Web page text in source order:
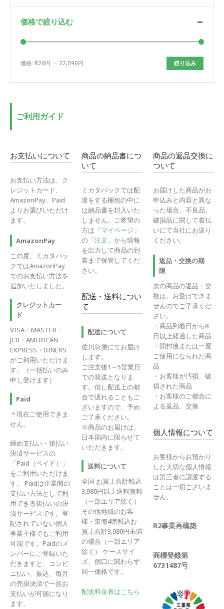
価格で絞り込む
最
最
絞り込み
価格: 820円 — 22,090円
ご利用ガイド
お支払いについて
お支払い方法は、ク
レジットカード、
AmazonPay、Paid
よりお選びいただけ
ます。
AmazonPay
この度、ミカタパッ
クではAmazonPay
でのお支払い方法を
追加いたしました。
クレジットカー
ド
VISA・MASTER・
JCB・AMERICAN
EXPRESS・DINERS
がご利用いただけま
す。（一括払いのみ
申し受けます）
Paid
＊現在ご使用できま
せん。
締め支払い・後払い
決済サービスの
「Paid（ペイド）」
をご利用いただけま
す。 Paidは企業間の
支払い方法として利
用できる後払いの決
済サービスです。登
記されていない個人
事業主様でもご利用
可能です。Paidのメ
ンバーにご登録いた
だきますと、コンビ
ニ払い、振込、毎月
の売掛決済で一括お
支払いが可能になり
ます。
商品の納品書につ
いて
ミカタパックでは配
達をする梱包の中に
は納品書を封入いた
しません。ご希望の
方は「マイページ 」
の「注文 」から情報
を出力して商品の到
着まで保管してくだ
さい。
配送・送料につい
て
配送について
佐川急便にてお届け
します。
ご注文後1～5営業日
での発送となりま
す。但し配送上の都
合で遅れることもご
ざいますので、予め
ご了承ください。
※商品のお届けは、
日本国内に限らせて
いただきます。
送料について
全国 お買上合計税込
3,980円以上送料無料
（一部エリア除く）
その他地域のお客
様・東海4県税込お
買上合計3,980円未満
の場合（一部エリア
除く） ケースサイ
ズ、個口に関わらず
同一価格です。
配送料金表はこちら
商品の返品交換に
ついて
お届けした商品がお
申込みと内容と異な
った場合、不良品、
破損品に関して着払
いにて当社にお送り
ください。
返品・交換の期
限
次の商品の返品・交
換は、お受けできま
せんのでご了承くだ
さい。
・商品到着日から8
日以上経過した商品
・開封後または一度
ご使用になられた商
品
・お客様が汚損、破
損された商品
・お客様のご都合に
よる返品、交換
個人情報について
お客様からお預かり
した大切な個人情報
は第三者に譲渡する
ことは一切ございま
せん。
R2事業再構築
商標登録第
6731487号